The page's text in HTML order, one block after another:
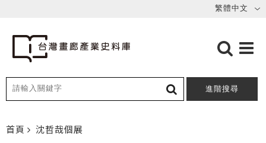
進階搜尋
首頁 沈哲哉個展